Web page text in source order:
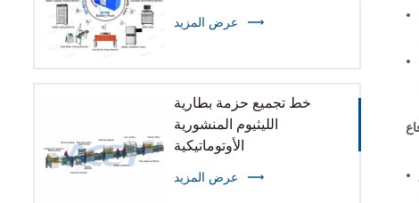
عرض المزيد
خط تجميع حزمة بطارية
الليثيوم المنشورية
الأوتوماتيكية
عرض المزيد